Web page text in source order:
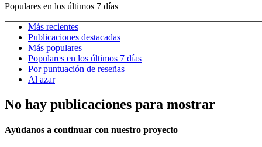
Populares en los últimos 7 días
Más recientes
Publicaciones destacadas
Más populares
Populares en los últimos 7 días
Por puntuación de reseñas
Al azar
No hay publicaciones para mostrar
Ayúdanos a continuar con nuestro proyecto